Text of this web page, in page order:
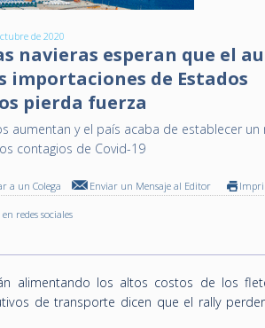
de 2020
navieras esperan que el
importaciones de Estados
pierda fuerza
aumentan y el país acaba de establecer un
contagios de Covid-19
a un Colega Enviar un Mensaje al Editor
redes sociales
alimentando los altos costos de los
de transporte dicen que el rally